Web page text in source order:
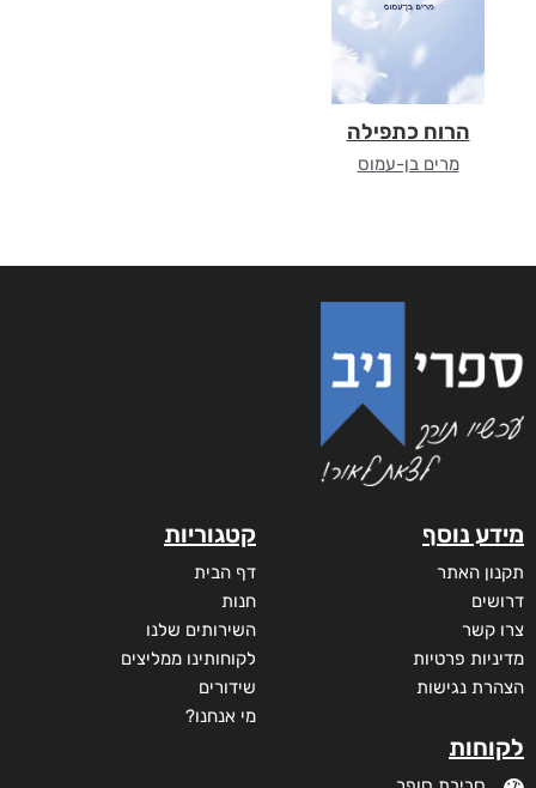
הרוח כתפילה
מרים בן-עמוס
מידע נוסף
תקנון האתר
דרושים
צרו קשר
מדיניות פרטיות
הצהרת נגישות
לקוחות
קטגוריות
דף הבית
חנות
השירותים שלנו
לקוחותינו ממליצים
שידורים
מי אנחנו?